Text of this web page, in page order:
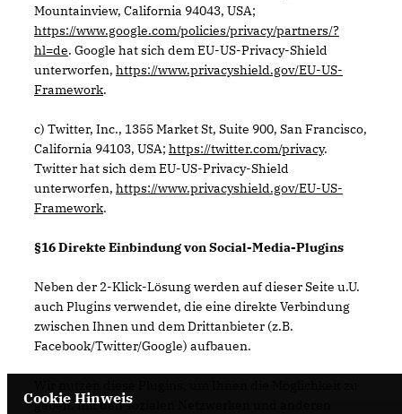
Mountainview, California 94043, USA;
https://www.google.com/policies/privacy/partners/?
hl=de. Google hat sich dem EU-US-Privacy-Shield
unterworfen, https://www.privacyshield.gov/EU-US-
Framework.
c) Twitter, Inc., 1355 Market St, Suite 900, San Francisco,
California 94103, USA; https://twitter.com/privacy.
Twitter hat sich dem EU-US-Privacy-Shield
unterworfen, https://www.privacyshield.gov/EU-US-
Framework.
§16 Direkte Einbindung von Social-Media-Plugins
Neben der 2-Klick-Lösung werden auf dieser Seite u.U.
auch Plugins verwendet, die eine direkte Verbindung
zwischen Ihnen und dem Drittanbieter (z.B.
Facebook/Twitter/Google) aufbauen.
geben, mit den sozialen Netzwerken und anderen
Cookie Hinweis